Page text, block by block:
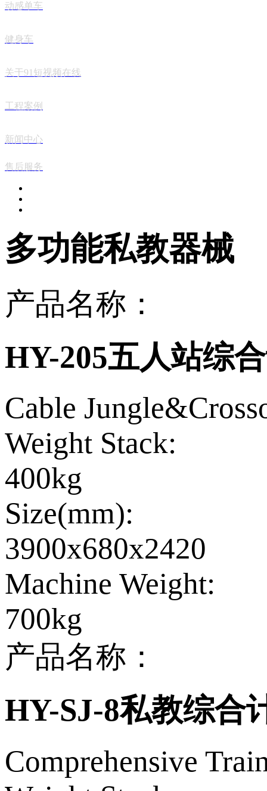
动感单车
健身车
关于91短视频在线
工程案例
新闻中心
售后服务
多功能私教器械
产品名称：
HY-205五人站综
Cable
Weight Stack:
400kg
Size(mm):
3900x680x2420
Machine Weight:
700kg
产品名称：
HY-SJ-8私教综合
Comprehensive